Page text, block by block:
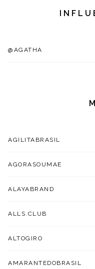
@AGATHA
AGILITABRASIL
AGORASOUMAE
ALAYABRAND
ALLS.CLUB
ALTOGIRO
AMARANTEDOBRASIL